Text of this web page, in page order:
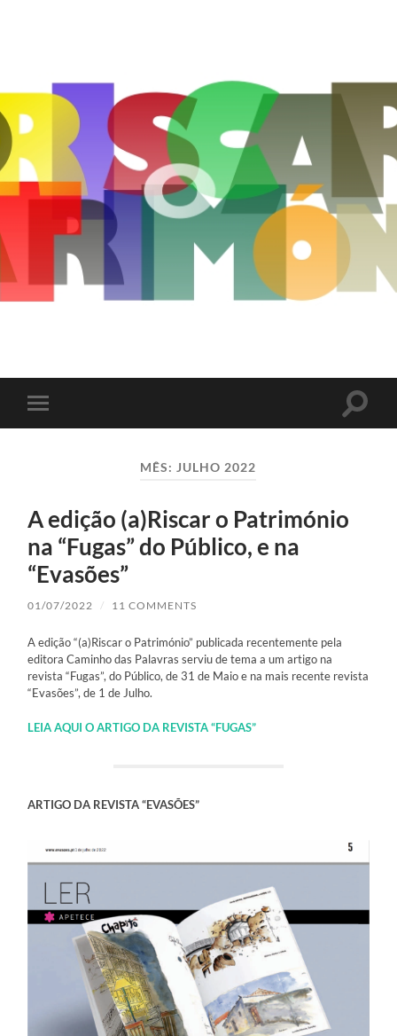
Toggle
mobile
Toggle
MÊS: JULHO 2022
A edição (a)Riscar o Património
na “Fugas” do Público, e na
“Evasões”
01/07/2022 / 11 COMMENTS
A edição “(a)Riscar o Património” publicada recentemente pela
editora Caminho das Palavras serviu de tema a um artigo na
revista “Fugas”, do Público, de 31 de Maio e na mais recente revista
“Evasões”, de 1 de Julho.
LEIA AQUI O ARTIGO DA REVISTA “FUGAS”
ARTIGO DA REVISTA “EVASÕES”